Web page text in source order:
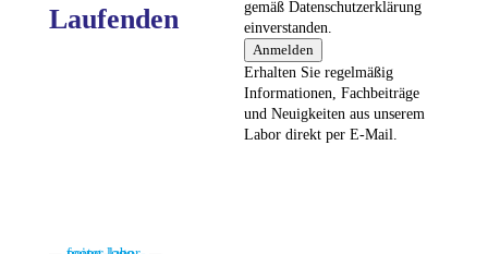
Laufenden
gemäß Datenschutzerklärung
einverstanden.
Anmelden
Erhalten Sie regelmäßig
Informationen, Fachbeiträge
und Neuigkeiten aus unserem
Labor direkt per E-Mail.